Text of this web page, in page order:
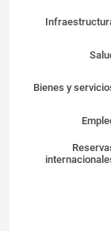
Bienes y